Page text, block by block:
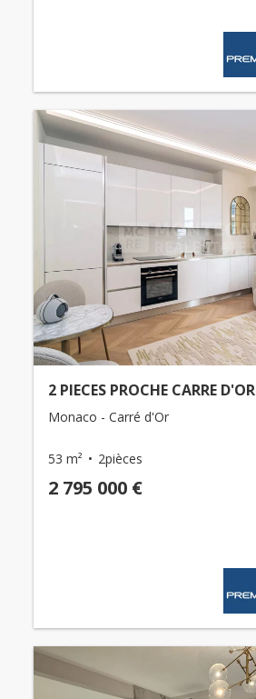
2 PIECES PROCHE CARRE D'OR
Monaco - Carré d'Or
53 m² 2pièces
2 795 000 €